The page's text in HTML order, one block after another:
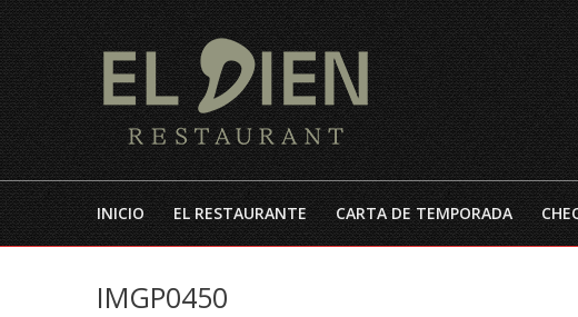
INICIO EL RESTAURANTE CARTA DE TEMPORADA
IMGP0450